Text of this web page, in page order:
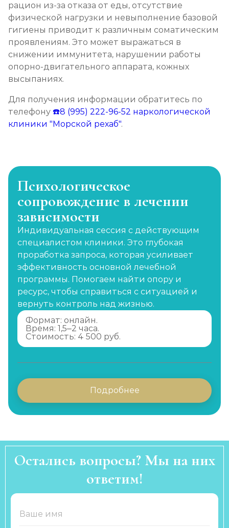
рацион из-за отказа от еды, отсутствие
физической нагрузки и невыполнение базовой
гигиены приводит к различным соматическим
проявлениям. Это может выражаться в
снижении иммунитета, нарушении работы
опорно-двигательного аппарата, кожных
высыпаниях.
Для получения информации обратитесь по
телефону ☎️8 (995) 222-96-52 наркологической
клиники "Морской рехаб".
Психологическое
сопровождение в лечении
зависимости
Индивидуальная сессия с действующим
специалистом клиники. Это глубокая
проработка запроса, которая усиливает
эффективность основной лечебной
программы. Помогаем найти опору и
ресурс, чтобы справиться с ситуацией и
вернуть контроль над жизнью.
Формат: онлайн.
Время: 1,5–2 часа.
Стоимость: 4 500 руб.
Подробнее
Остались вопросы? Мы на них
ответим!